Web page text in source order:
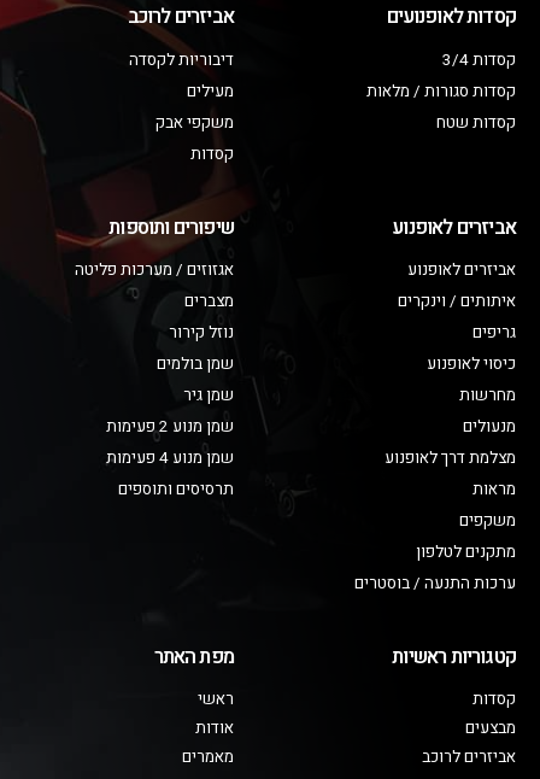
קסדות לאופנועים
קסדות 3/4
קסדות סגורות / מלאות
קסדות שטח
אביזרים לרוכב
דיבוריות לקסדה
מעילים
משקפי אבק
קסדות
אביזרים לאופנוע
אביזרים לאופנוע
איתותים / וינקרים
גריפים
כיסוי לאופנוע
מחרשות
מנעולים
מצלמת דרך לאופנוע
מראות
משקפים
מתקנים לטלפון
ערכות התנעה / בוסטרים
שיפורים ותוספות
אגזוזים / מערכות פליטה
מצברים
נוזל קירור
שמן בולמים
שמן גיר
שמן מנוע 2 פעימות
שמן מנוע 4 פעימות
תרסיסים ותוספים
קטגוריות ראשיות
קסדות
מבצעים
אביזרים לרוכב
מפת האתר
ראשי
אודות
מאמרים